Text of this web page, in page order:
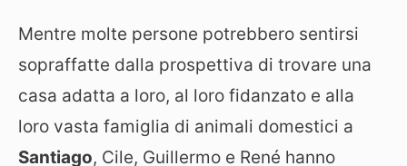
Mentre molte persone potrebbero sentirsi
sopraffatte dalla prospettiva di trovare una
casa adatta a loro, al loro fidanzato e alla
loro vasta famiglia di animali domestici a
Santiago, Cile, Guillermo e René hanno